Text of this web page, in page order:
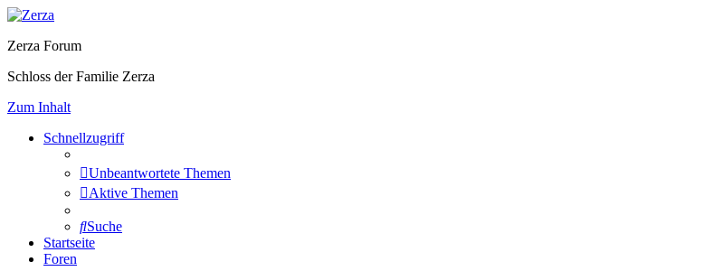
Zerza Forum
Schloss der Familie Zerza
Zum Inhalt
Schnellzugriff
Unbeantwortete Themen
Aktive Themen
Suche
Startseite
Foren